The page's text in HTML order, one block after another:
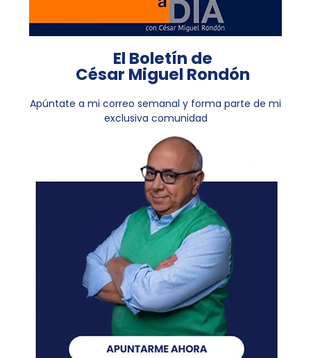
El Boletín de
César Miguel Rondón
Apúntate a mi correo semanal y forma parte de mi
exclusiva comunidad